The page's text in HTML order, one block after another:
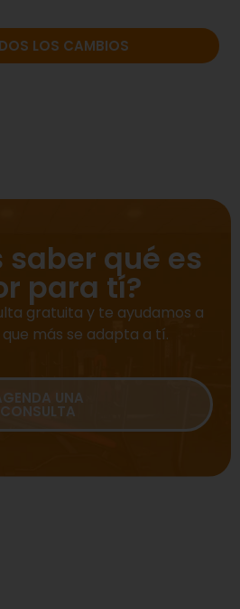
LOS CAMBIOS
gratuita y te ayudamos a
más se adapta a tí.
UNA
CONSULTA
saber qué es
para tí?